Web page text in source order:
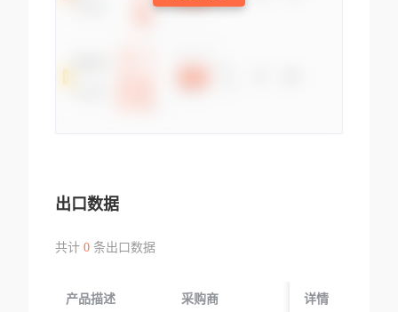
出口数据
共计 0条出口数据
产品描述 采购商 起运国/地区
详情